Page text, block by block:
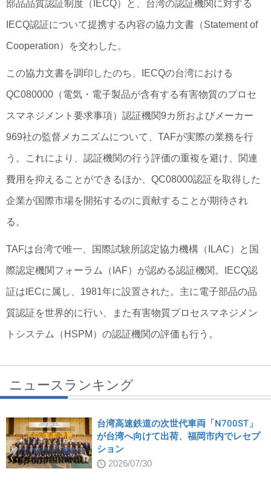
部品品質認証制度（IECQ）と、台湾の認証機関に対する
IECQ認証について提携する内容の協力文書（Statement of
Cooperation）を交わした。
この協力文書を調印したのち、IECQの台湾における
QC080000（電気・電子製品が含有する有害物質のプロセ
スマネジメント要求事項）認証機関9カ所およびメーカー
969社の監督メカニズムについて、TAFが実際の業務を行
う。これにより、認証機関の行う評価の重複を避け、関連
費用を抑えることができるほか、QC08000認証を取得した
企業が国際市場を開拓するのに貢献することが期待され
る。
TAFは台湾で唯一、国際試験所認定協力機構（ILAC）と国
際認定機関フォーラム（IAF）が認める認証機関。IECQ認
証はIECに属し、1981年に設置された。主に電子部品の品
質認証を世界的に行い、また有害物質プロセスマネジメン
トシステム（HSPM）の認証機関の評価も行う。
ニュースランキング
台湾高速鉄道の次世代車両「N700ST」
が台湾へ向けて出荷、福岡市内でレセプ
ション
2026/07/30